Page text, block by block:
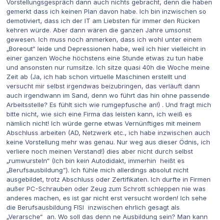
Vorstellungsgespräch dann auch nichts gebracht, denn die haben
gemerkt dass ich keinen Plan davon habe. Ich bin inzwischen so
demotiviert, dass ich der IT am Liebsten für immer den Rücken
kehren würde. Aber dann wären die ganzen Jahre umsonst
gewesen. Ich muss noch anmerken, dass ich wohl unter einem
„Boreout“ leide und Depressionen habe, weil ich hier vielleicht in
einer ganzen Woche höchstens eine Stunde etwas zu tun habe
und ansonsten nur rumsitze. Ich sitze quasi 40h die Woche meine
Zeit ab (Ja, ich hab schon virtuelle Maschinen erstellt und
versucht mir selbst irgendwas beizubringen, das verläuft dann
auch irgendwann im Sand, denn wo führt das hin ohne passende
Arbeitsstelle? Es fühlt sich wie rumgepfusche an!) . Und fragt mich
bitte nicht, wie sich eine Firma das leisten kann, ich weiß es
nämlich nicht! Ich würde gerne etwas Vernünftiges mit meinem
Abschluss arbeiten (AD, Netzwerk etc., ich habe inzwischen auch
keine Vorstellung mehr was genau. Nur weg aus dieser Ödnis, ich
verliere noch meinen Verstand!) dies aber nicht durch selbst
„rumwursteln“ (Ich bin kein Autodidakt, immerhin heißt es
„Berufsausbildung“). Ich fühle mich allerdings absolut nicht
ausgebildet, trotz Abschluss oder Zertifikaten. Ich durfte in Firmen
außer PC-Schrauben oder Zeug zum Schrott schleppen nie was
anderes machen, es ist gar nicht erst versucht worden! Ich sehe
die Berufsausbildung FISI inzwischen ehrlich gesagt als
„Verarsche“ an. Wo soll das denn ne Ausbildung sein? Man kann